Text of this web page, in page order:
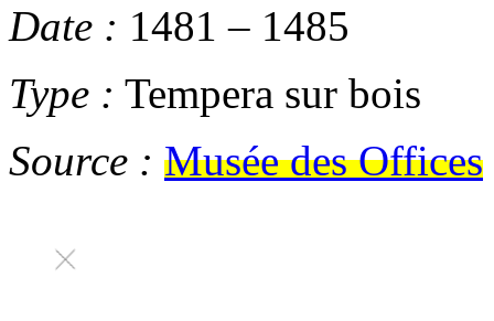
Date : 1481– 1485
Type : Tempera sur bois
Source : Musée des Offices